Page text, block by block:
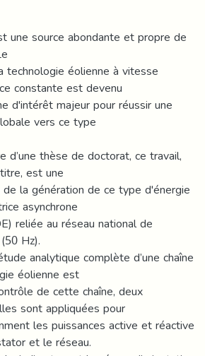
une source abondante et propre de
éolienne à vitesse
constante est devenu
d'intérêt majeur pour réussir une
vers ce type
d’une thèse de doctorat, ce travail,
est une
la génération de ce type d'énergie
asynchrone
reliée au réseau national de
Hz).
analytique complète d’une chaîne
éolienne est
de cette chaîne, deux
sont appliquées pour
les puissances active et réactive
et le réseau.